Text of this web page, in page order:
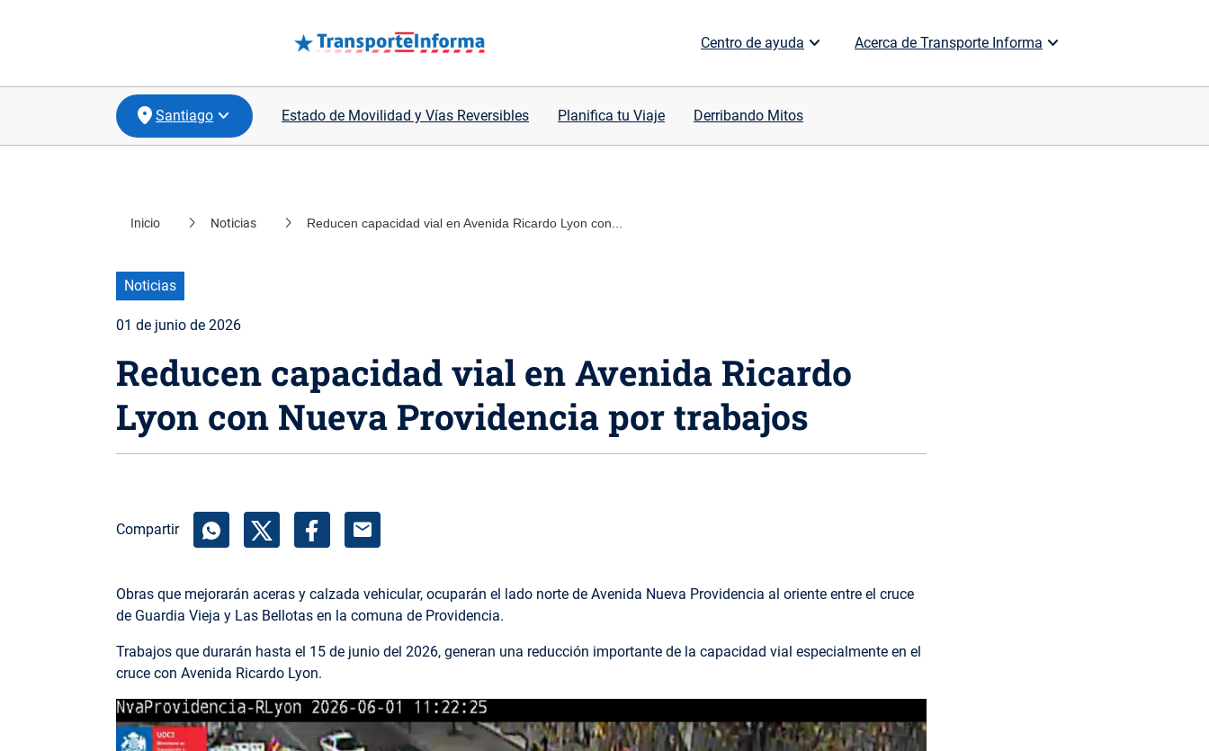
Centro de ayuda Acerca de Transporte Informa
Santiago
location_onCoquimbo
location_onValparaíso
location_onBiobío
Estado de Movilidad y Vías Reversibles Planifica tu Viaje Derribando Mitos
Inicio Noticias Reducen capacidad vial en Avenida Ricardo Lyon con...
Noticias
01 de junio de 2026
Reducen capacidad vial en Avenida Ricardo
Lyon con Nueva Providencia por trabajos
Compartir mail
Obras que mejorarán aceras y calzada vehicular, ocuparán el lado norte de Avenida Nueva Providencia al oriente entre el cruce
de Guardia Vieja y Las Bellotas en la comuna de Providencia.
Trabajos que durarán hasta el 15 de junio del 2026, generan una reducción importante de la capacidad vial especialmente en el
cruce con Avenida Ricardo Lyon.